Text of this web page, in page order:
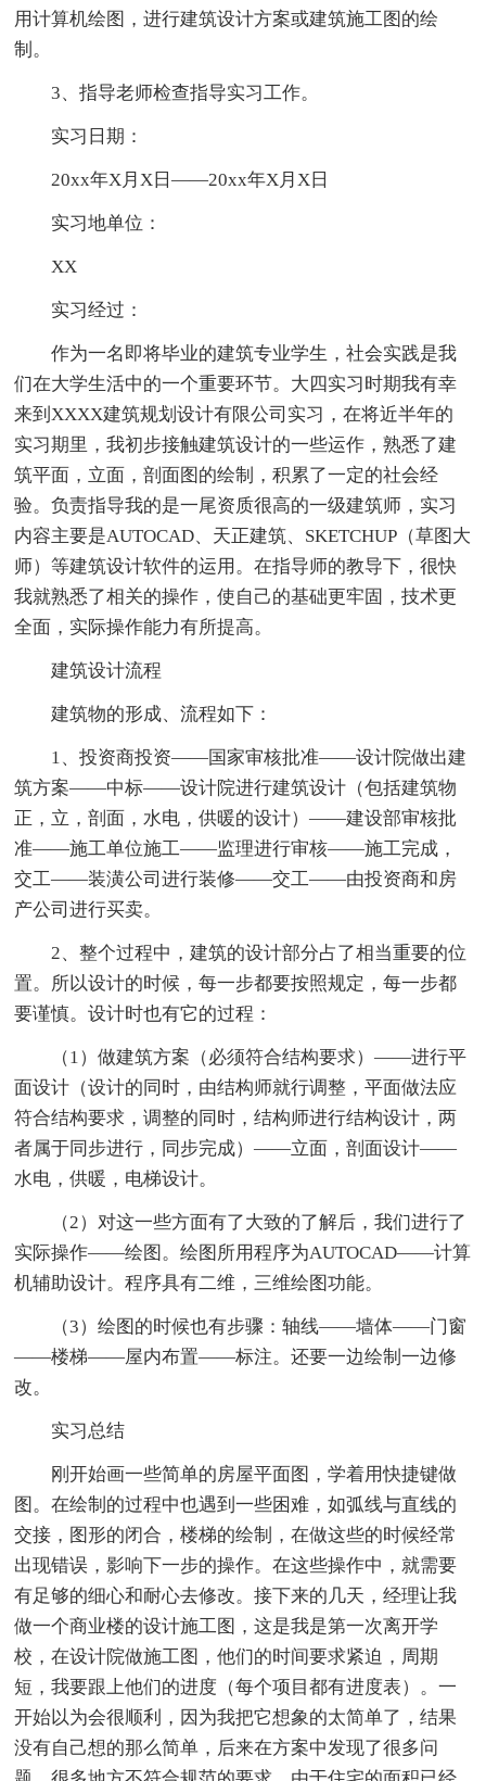
用计算机绘图，进行建筑设计方案或建筑施工图的绘
制。
3、指导老师检查指导实习工作。
实习日期：
20xx年X月X日——20xx年X月X日
实习地单位：
XX
实习经过：
作为一名即将毕业的建筑专业学生，社会实践是我
们在大学生活中的一个重要环节。大四实习时期我有幸
来到XXXX建筑规划设计有限公司实习，在将近半年的
实习期里，我初步接触建筑设计的一些运作，熟悉了建
筑平面，立面，剖面图的绘制，积累了一定的社会经
验。负责指导我的是一尾资质很高的一级建筑师，实习
内容主要是AUTOCAD、天正建筑、SKETCHUP（草图大
师）等建筑设计软件的运用。在指导师的教导下，很快
我就熟悉了相关的操作，使自己的基础更牢固，技术更
全面，实际操作能力有所提高。
建筑设计流程
建筑物的形成、流程如下：
1、投资商投资——国家审核批准——设计院做出建
筑方案——中标——设计院进行建筑设计（包括建筑物
正，立，剖面，水电，供暖的设计）——建设部审核批
准——施工单位施工——监理进行审核——施工完成，
交工——装潢公司进行装修——交工——由投资商和房
产公司进行买卖。
2、整个过程中，建筑的设计部分占了相当重要的位
置。所以设计的时候，每一步都要按照规定，每一步都
要谨慎。设计时也有它的过程：
（1）做建筑方案（必须符合结构要求）——进行平
面设计（设计的同时，由结构师就行调整，平面做法应
符合结构要求，调整的同时，结构师进行结构设计，两
者属于同步进行，同步完成）——立面，剖面设计——
水电，供暖，电梯设计。
（2）对这一些方面有了大致的了解后，我们进行了
实际操作——绘图。绘图所用程序为AUTOCAD——计算
机辅助设计。程序具有二维，三维绘图功能。
（3）绘图的时候也有步骤：轴线——墙体——门窗
——楼梯——屋内布置——标注。还要一边绘制一边修
改。
实习总结
刚开始画一些简单的房屋平面图，学着用快捷键做
图。在绘制的过程中也遇到一些困难，如弧线与直线的
交接，图形的闭合，楼梯的绘制，在做这些的时候经常
出现错误，影响下一步的操作。在这些操作中，就需要
有足够的细心和耐心去修改。接下来的几天，经理让我
做一个商业楼的设计施工图，这是我是第一次离开学
校，在设计院做施工图，他们的时间要求紧迫，周期
短，我要跟上他们的进度（每个项目都有进度表）。一
开始以为会很顺利，因为我把它想象的太简单了，结果
没有自己想的那么简单，后来在方案中发现了很多问